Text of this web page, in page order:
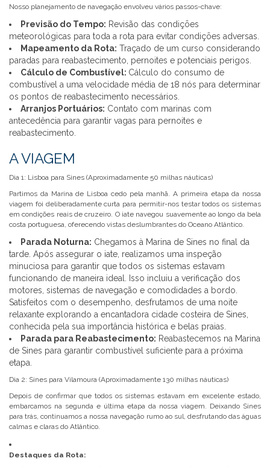
Nosso planejamento de navegação envolveu vários passos-chave:
Previsão do Tempo: Revisão das condições
meteorológicas para toda a rota para evitar condições adversas.
Mapeamento da Rota: Traçado de um curso considerando
paradas para reabastecimento, pernoites e potenciais perigos.
Cálculo de Combustível: Cálculo do consumo de
combustível a uma velocidade média de 18 nós para determinar
os pontos de reabastecimento necessários.
Arranjos Portuários: Contato com marinas com
antecedência para garantir vagas para pernoites e
reabastecimento.
A VIAGEM
Dia 1: Lisboa para Sines (Aproximadamente 50 milhas náuticas)
Partimos da Marina de Lisboa cedo pela manhã. A primeira etapa da nossa
viagem foi deliberadamente curta para permitir-nos testar todos os sistemas
em condições reais de cruzeiro. O iate navegou suavemente ao longo da bela
costa portuguesa, oferecendo vistas deslumbrantes do Oceano Atlântico.
Parada Noturna: Chegamos à Marina de Sines no final da
tarde. Após assegurar o iate, realizamos uma inspeção
minuciosa para garantir que todos os sistemas estavam
funcionando de maneira ideal. Isso incluiu a verificação dos
motores, sistemas de navegação e comodidades a bordo.
Satisfeitos com o desempenho, desfrutamos de uma noite
relaxante explorando a encantadora cidade costeira de Sines,
conhecida pela sua importância histórica e belas praias.
Parada para Reabastecimento: Reabastecemos na Marina
de Sines para garantir combustível suficiente para a próxima
etapa.
Dia 2: Sines para Vilamoura (Aproximadamente 130 milhas náuticas)
Depois de confirmar que todos os sistemas estavam em excelente estado,
embarcamos na segunda e última etapa da nossa viagem. Deixando Sines
para trás, continuamos a nossa navegação rumo ao sul, desfrutando das águas
calmas e claras do Atlântico.
Destaques da Rota: